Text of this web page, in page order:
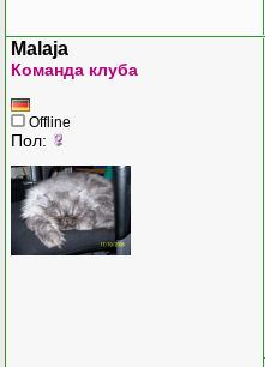
Malaja
Команда клуба
Offline
Пол: